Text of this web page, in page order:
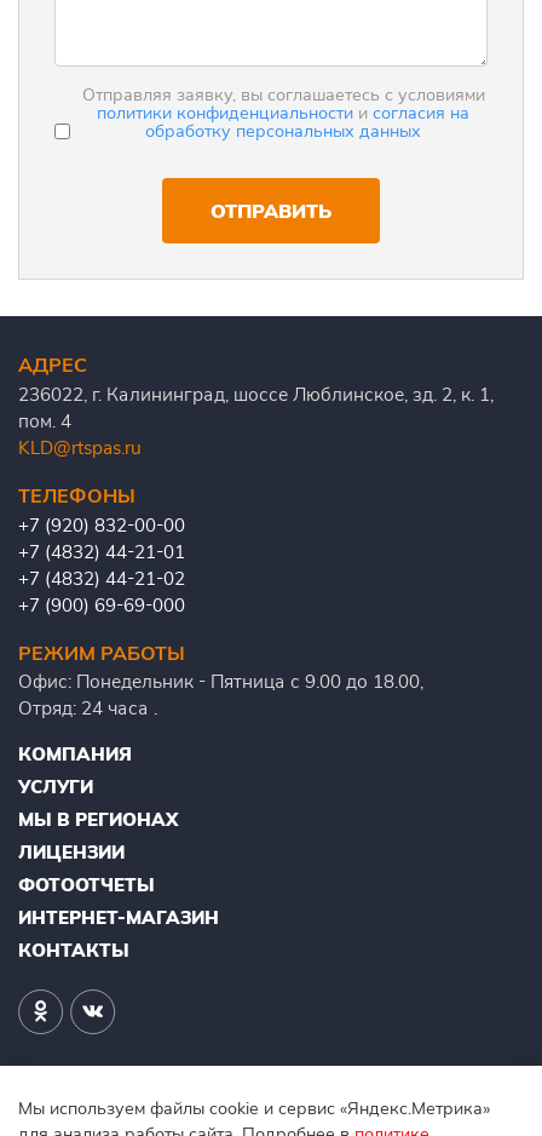
Отправляя заявку, вы соглашаетесь с условиями
политики конфиденциальности и согласия на
обработку персональных данных
ОТПРАВИТЬ
АДРЕС
236022, г. Калининград, шоссе Люблинское, зд. 2, к. 1,
пом. 4
KLD@rtspas.ru
ТЕЛЕФОНЫ
+7 (920) 832-00-00
+7 (4832) 44-21-01
+7 (4832) 44-21-02
+7 (900) 69-69-000
РЕЖИМ РАБОТЫ
Офис: Понедельник - Пятница с 9.00 до 18.00,
Отряд: 24 часа .
КОМПАНИЯ
УСЛУГИ
МЫ В РЕГИОНАХ
ЛИЦЕНЗИИ
ФОТООТЧЕТЫ
ИНТЕРНЕТ-МАГАЗИН
КОНТАКТЫ
Мы используем файлы cookie и сервис «Яндекс.Метрика»